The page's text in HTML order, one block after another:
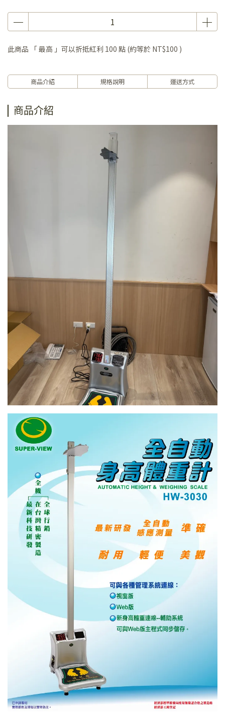
此商品 「 最高 」可以折抵紅利 100 點 (約等於 NT$100 )
商品介紹 規格說明 運送方式
商品介紹